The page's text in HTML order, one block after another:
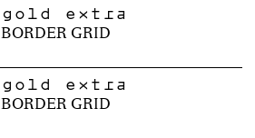
gold extra
BORDER GRID
gold extra
BORDER GRID